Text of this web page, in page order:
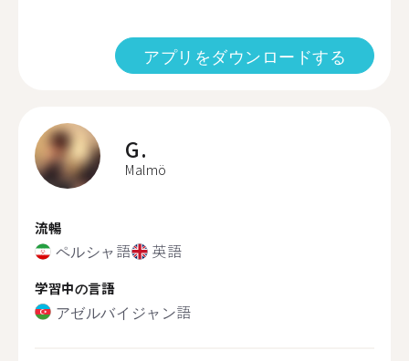
アプリをダウンロードする
G.
Malmö
流暢
ペルシャ語 英語
学習中の言語
アゼルバイジャン語